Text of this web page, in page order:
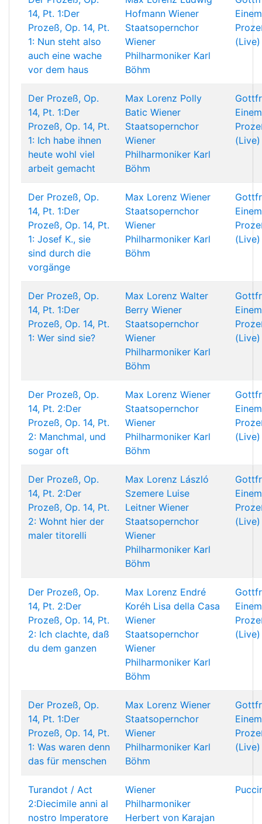
14, Pt. 1:Der
Prozeß, Op. 14, Pt.
1: Nun steht also
auch eine wache
vor dem haus
Hofmann Wiener
Staatsopernchor
Wiener
Philharmoniker Karl
Böhm
(Live)
Der Prozeß, Op.
14, Pt. 1:Der
Prozeß, Op. 14, Pt.
1: Ich habe ihnen
heute wohl viel
arbeit gemacht
Max Lorenz Polly
Batic Wiener
Staatsopernchor
Wiener
Philharmoniker Karl
Böhm
(Live)
Der Prozeß, Op.
14, Pt. 1:Der
Prozeß, Op. 14, Pt.
1: Josef K., sie
sind durch die
vorgänge
Max Lorenz Wiener
Staatsopernchor
Wiener
Philharmoniker Karl
Böhm
(Live)
Der Prozeß, Op.
14, Pt. 1:Der
Prozeß, Op. 14, Pt.
1: Wer sind sie?
Max Lorenz Walter
Berry Wiener
Staatsopernchor
Wiener
Philharmoniker Karl
Böhm
(Live)
Der Prozeß, Op.
14, Pt. 2:Der
Prozeß, Op. 14, Pt.
2: Manchmal, und
sogar oft
Max Lorenz Wiener
Staatsopernchor
Wiener
Philharmoniker Karl
Böhm
(Live)
Der Prozeß, Op.
14, Pt. 2:Der
Prozeß, Op. 14, Pt.
2: Wohnt hier der
maler titorelli
Max Lorenz László
Szemere Luise
Leitner Wiener
Staatsopernchor
Wiener
Philharmoniker Karl
Böhm
(Live)
Der Prozeß, Op.
14, Pt. 2:Der
Prozeß, Op. 14, Pt.
2: Ich clachte, daß
du dem ganzen
Max Lorenz Endré
Koréh Lisa della Casa
Wiener
Staatsopernchor
Wiener
Philharmoniker Karl
Böhm
(Live)
Der Prozeß, Op.
14, Pt. 1:Der
Prozeß, Op. 14, Pt.
1: Was waren denn
das für menschen
Max Lorenz Wiener
Staatsopernchor
Wiener
Philharmoniker Karl
Böhm
(Live)
Turandot / Act
2:Diecimile anni al
nostro Imperatore
Wiener
Philharmoniker
Herbert von Karajan